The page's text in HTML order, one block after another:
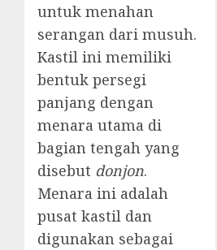
untuk menahan
serangan dari musuh.
Kastil ini memiliki
bentuk persegi
panjang dengan
menara utama di
bagian tengah yang
disebut donjon.
Menara ini adalah
pusat kastil dan
digunakan sebagai